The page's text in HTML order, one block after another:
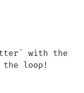
with the
loop!